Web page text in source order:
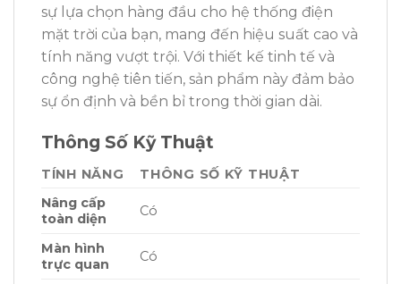
sự lựa chọn hàng đầu cho hệ thống điện
mặt trời của bạn, mang đến hiệu suất cao và
tính năng vượt trội. Với thiết kế tinh tế và
công nghệ tiên tiến, sản phẩm này đảm bảo
sự ổn định và bền bỉ trong thời gian dài.
Thông Số Kỹ Thuật
TÍNH NĂNG
THÔNG SỐ KỸ THUẬT
Nâng cấp
toàn diện
Có
Màn hình
trực quan
Có